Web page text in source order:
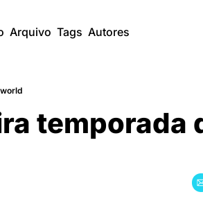
Arquivo Tags Autores
temporada